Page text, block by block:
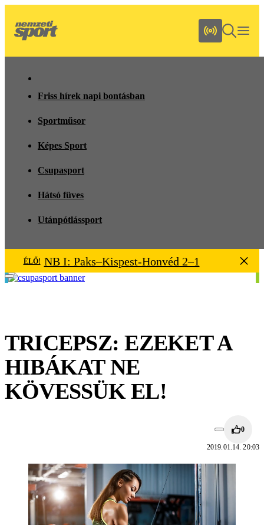
Friss hírek napi bontásban
Sportműsor
Képes Sport
Csupasport
Hátsó füves
Utánpótlássport
ÉLŐ! NB I: Paks–Kispest-Honvéd 2–1
TRICEPSZ: EZEKET A
HIBÁKAT NE
KÖVESSÜK EL!
0
2019.01.14. 20:03